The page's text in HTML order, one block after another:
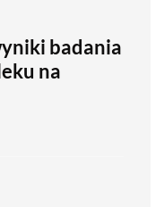
badania
na